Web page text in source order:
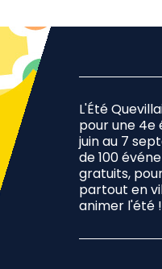
L'Été
pour une 4e
juin au 7
de 100
gratuits,
partout en
animer l'été !